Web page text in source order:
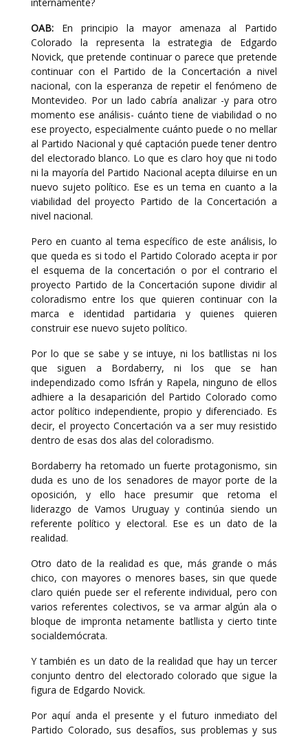
OAB: En principio la mayor amenaza al Partido
Colorado la representa la estrategia de Edgardo
Novick, que pretende continuar o parece que pretende
continuar con el Partido de la Concertación a nivel
nacional, con la esperanza de repetir el fenómeno de
Montevideo. Por un lado cabría analizar -y para otro
momento ese análisis- cuánto tiene de viabilidad o no
ese proyecto, especialmente cuánto puede o no mellar
al Partido Nacional y qué captación puede tener dentro
del electorado blanco. Lo que es claro hoy que ni todo
ni la mayoría del Partido Nacional acepta diluirse en un
nuevo sujeto político. Ese es un tema en cuanto a la
viabilidad del proyecto Partido de la Concertación a
nivel nacional.
Pero en cuanto al tema específico de este análisis, lo
que queda es si todo el Partido Colorado acepta ir por
el esquema de la concertación o por el contrario el
proyecto Partido de la Concertación supone dividir al
coloradismo entre los que quieren continuar con la
marca e identidad partidaria y quienes quieren
construir ese nuevo sujeto político.
Por lo que se sabe y se intuye, ni los batllistas ni los
que siguen a Bordaberry, ni los que se han
independizado como Isfrán y Rapela, ninguno de ellos
adhiere a la desaparición del Partido Colorado como
actor político independiente, propio y diferenciado. Es
decir, el proyecto Concertación va a ser muy resistido
dentro de esas dos alas del coloradismo.
Bordaberry ha retomado un fuerte protagonismo, sin
duda es uno de los senadores de mayor porte de la
oposición, y ello hace presumir que retoma el
liderazgo de Vamos Uruguay y continúa siendo un
referente político y electoral. Ese es un dato de la
realidad.
Otro dato de la realidad es que, más grande o más
chico, con mayores o menores bases, sin que quede
claro quién puede ser el referente individual, pero con
varios referentes colectivos, se va armar algún ala o
bloque de impronta netamente batllista y cierto tinte
socialdemócrata.
Y también es un dato de la realidad que hay un tercer
conjunto dentro del electorado colorado que sigue la
figura de Edgardo Novick.
Por aquí anda el presente y el futuro inmediato del
Partido Colorado, sus desafíos, sus problemas y sus